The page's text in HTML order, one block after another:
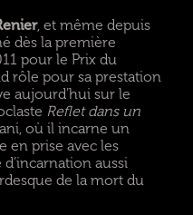
, et même depuis
dès la première
pour le Prix du
rôle pour sa prestation
aujourd’hui sur le
Reflet dans un
où il incarne un
en prise avec les
aussi
de la mort du